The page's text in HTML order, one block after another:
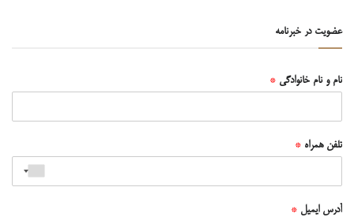
عضویت در خبرنامه
نام و نام خانوادگی *
تلفن همراه *
آدرس ایمیل *